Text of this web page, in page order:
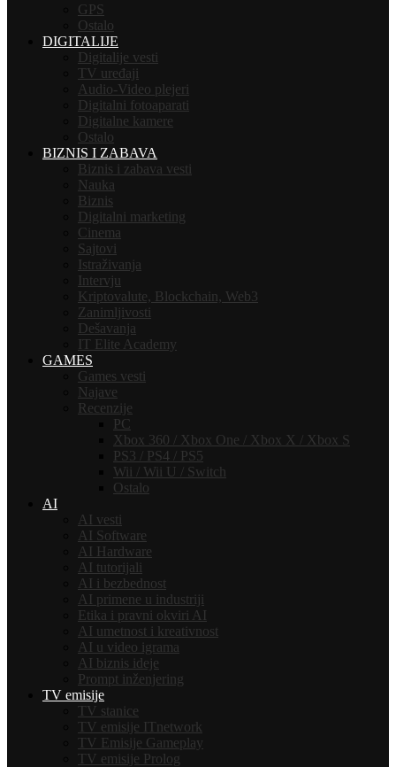
GPS
Ostalo
DIGITALIJE
Digitalije vesti
TV uređaji
Audio-Video plejeri
Digitalni fotoaparati
Digitalne kamere
Ostalo
BIZNIS I ZABAVA
Biznis i zabava vesti
Nauka
Biznis
Digitalni marketing
Cinema
Sajtovi
Istraživanja
Intervju
Kriptovalute, Blockchain, Web3
Zanimljivosti
Dešavanja
IT Elite Academy
GAMES
Games vesti
Najave
Recenzije
PC
Xbox 360 / Xbox One / Xbox X / Xbox S
PS3 / PS4 / PS5
Wii / Wii U / Switch
Ostalo
AI
AI vesti
AI Software
AI Hardware
AI tutorijali
AI i bezbednost
AI primene u industriji
Etika i pravni okviri AI
AI umetnost i kreativnost
AI u video igrama
AI biznis ideje
Prompt inženjering
TV emisije
TV stanice
TV emisije ITnetwork
TV Emisije Gameplay
TV emisije Prolog